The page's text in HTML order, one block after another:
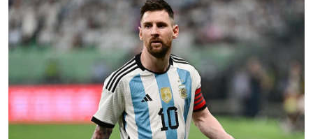
menawarkannya biasiswa berjumlah lebih
RM30,000.